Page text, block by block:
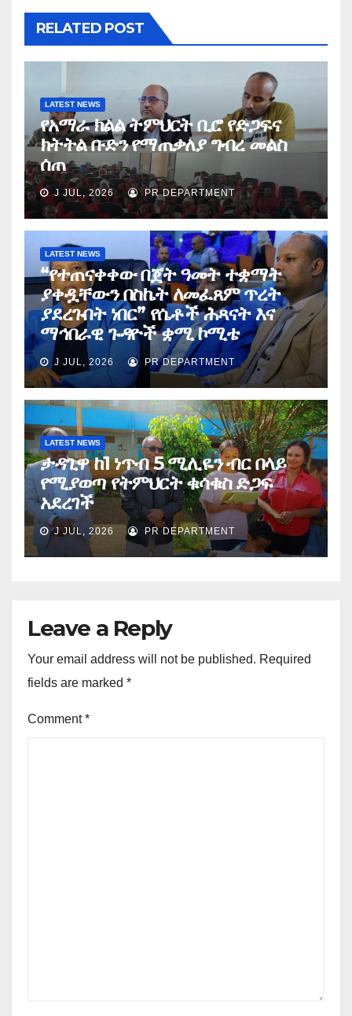
RELATED POST
LATEST NEWS
የአማራ ክልል ትምህርት ቢሮ የድጋፍና
ክትትል ቡድን የማጠቃለያ ግብረ መልስ
ሰጠ
J JUL, 2026 PR DEPARTMENT
LATEST NEWS
“የተጠናቀቀው በጀት ዓመት ተቋማት
ያቀዷቸውን በስኬት ለመፈጸም ጥረት
ያደረጉበት ነበር” የሴቶች ሕጻናት እና
ማኅበራዊ ጉዳዮች ቋሚ ኮሚቴ
J JUL, 2026 PR DEPARTMENT
LATEST NEWS
ታዳጊዋ ከ1 ነጥብ 5 ሚሊዬን ብር በላይ
የሚያወጣ የትምህርት ቁሳቁስ ድጋፍ
አደረገች
J JUL, 2026 PR DEPARTMENT
Leave a Reply
Your email address will not be published. Required
fields are marked *
Comment*